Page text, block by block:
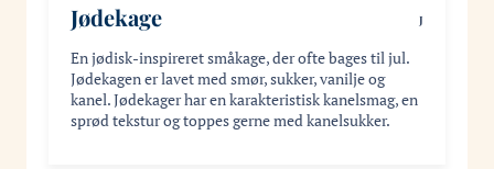
Jødekage J
En jødisk-inspireret småkage, der ofte bages til jul.
Jødekagen er lavet med smør, sukker, vanilje og
kanel. Jødekager har en karakteristisk kanelsmag, en
sprød tekstur og toppes gerne med kanelsukker.